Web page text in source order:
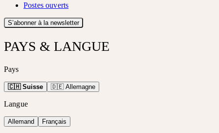
Postes ouverts
S’abonner à la newsletter
PAYS & LANGUE
Pays
🇨🇭 Suisse 🇩🇪 Allemagne
Langue
Allemand Français